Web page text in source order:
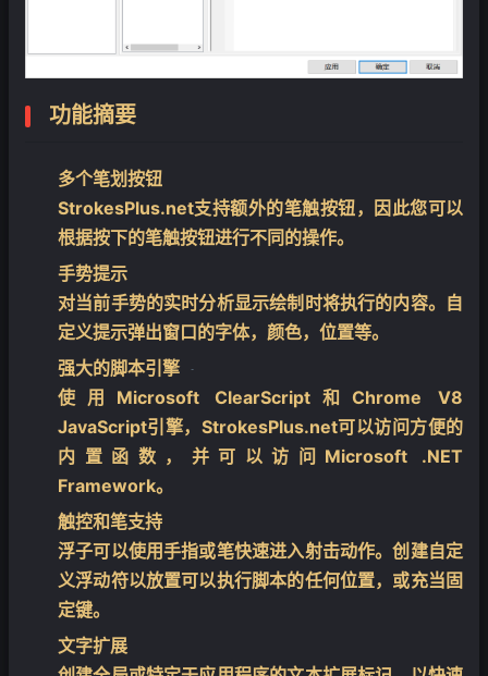
功能摘要
多个笔划按钮
StrokesPlus.net支持额外的笔触按钮，因此您可以
根据按下的笔触按钮进行不同的操作。
手势提示
对当前手势的实时分析显示绘制时将执行的内容。自
定义提示弹出窗口的字体，颜色，位置等。
强大的脚本引擎
使用Microsoft ClearScript和Chrome V8
JavaScript引擎，StrokesPlus.net可以访问方便的
内置函数，并可以访问Microsoft .NET
Framework。
触控和笔支持
浮子可以使用手指或笔快速进入射击动作。创建自定
义浮动符以放置可以执行脚本的任何位置，或充当固
定键。
文字扩展